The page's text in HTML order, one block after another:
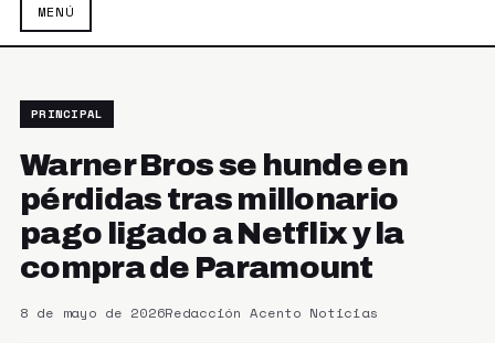
MENÚ
PRINCIPAL
Warner Bros se hunde en
pérdidas tras millonario
pago ligado a Netflix y la
compra de Paramount
8 de mayo de 2026Redacción Acento Noticias